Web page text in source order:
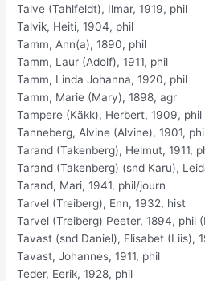
Talve (Tahlfeldt), Ilmar, 1919, phil
Talvik, Heiti, 1904, phil
Tamm, Ann(a), 1890, phil
Tamm, Laur (Adolf), 1911, phil
Tamm, Linda Johanna, 1920, phil
Tamm, Marie (Mary), 1898, agr
Tampere (Käkk), Herbert, 1909, phil
Tanneberg, Alvine (Alvine), 1901,
Tarand (Takenberg), Helmut, 1911,
Tarand (Takenberg) (snd Karu),
Tarand, Mari, 1941, phil/journ
Tarvel (Treiberg), Enn, 1932, hist
Tarvel (Treiberg) Peeter, 1894, phil
Tavast (snd Daniel), Elisabet (Liis),
Tavast, Johannes, 1911, phil
Teder, Eerik, 1928, phil